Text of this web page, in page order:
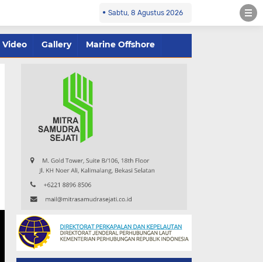
Sabtu, 8 Agustus 2026
Video Gallery Marine Offshore